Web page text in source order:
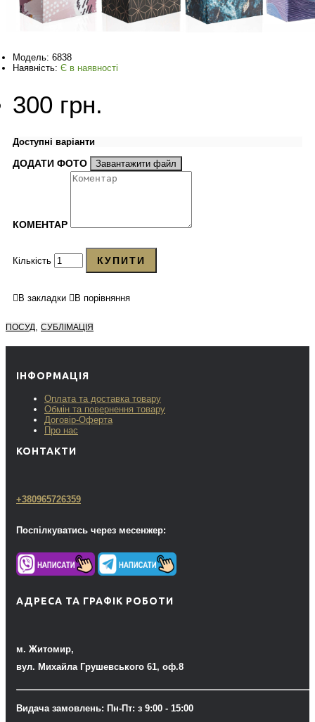
Модель: 6838
Наявність: Є в наявності
300 грн.
Доступні варіанти
ДОДАТИ ФОТО Завантажити файл
КОМЕНТАР
Кількість КУПИТИ
В закладки В порівняння
ПОСУД СУБЛІМАЦІЯ
ІНФОРМАЦІЯ
Оплата та доставка товару
Обмін та повернення товару
Договір-Оферта
Про нас
КОНТАКТИ
+380965726359
Поспілкуватись через месенжер:
АДРЕСА ТА ГРАФІК РОБОТИ
м. Житомир,
вул. Михайла Грушевського 61, оф.8
Видача замовлень: Пн-Пт: з 9:00 - 15:00